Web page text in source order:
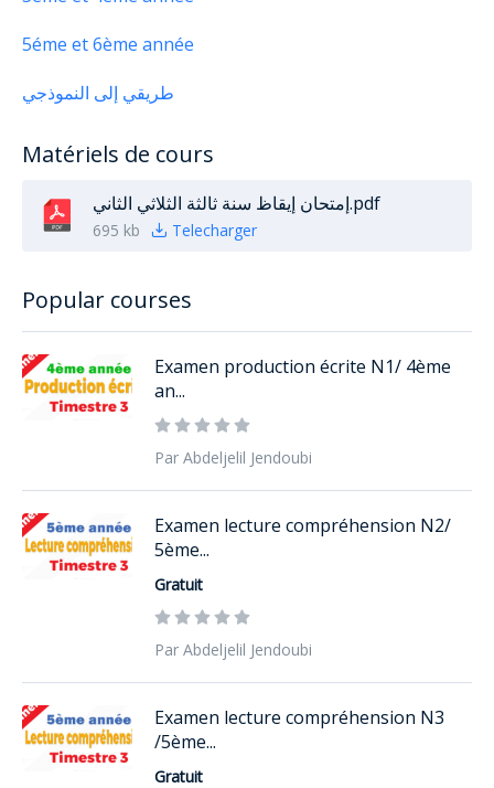
5éme et 6ème année
طريقي إلى النموذجي
Matériels de cours
إمتحان إيقاظ سنة ثالثة الثلاثي الثاني.pdf
695 kb Telecharger
Popular courses
Examen production écrite N1/ 4ème
an...
Par Abdeljelil Jendoubi
Examen lecture compréhension N2/
5ème...
Gratuit
Par Abdeljelil Jendoubi
Examen lecture compréhension N3
/5ème...
Gratuit